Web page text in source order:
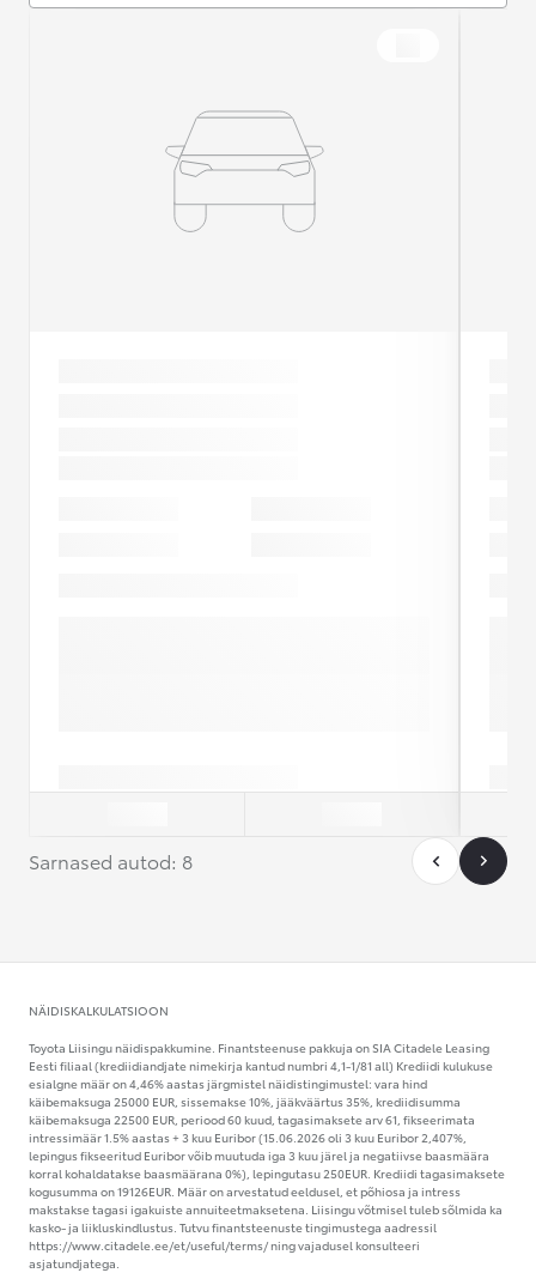
Sarnased autod: 8
NÄIDISKALKULATSIOON
Toyota Liisingu näidispakkumine. Finantsteenuse pakkuja on SIA Citadele Leasing
Eesti filiaal (krediidiandjate nimekirja kantud numbri 4,1-1/81 all) Krediidi kulukuse
esialgne määr on 4,46% aastas järgmistel näidistingimustel: vara hind
käibemaksuga 25000 EUR, sissemakse 10%, jääkväärtus 35%, krediidisumma
käibemaksuga 22500 EUR, periood 60 kuud, tagasimaksete arv 61, fikseerimata
intressimäär 1.5% aastas + 3 kuu Euribor (15.06.2026 oli 3 kuu Euribor 2,407%,
lepingus fikseeritud Euribor võib muutuda iga 3 kuu järel ja negatiivse baasmäära
korral kohaldatakse baasmäärana 0%), lepingutasu 250EUR. Krediidi tagasimaksete
kogusumma on 19126EUR. Määr on arvestatud eeldusel, et põhiosa ja intress
makstakse tagasi igakuiste annuiteetmaksetena. Liisingu võtmisel tuleb sõlmida ka
kasko- ja liikluskindlustus. Tutvu finantsteenuste tingimustega aadressil
https://www.citadele.ee/et/useful/terms/ ning vajadusel konsulteeri
asjatundjatega.